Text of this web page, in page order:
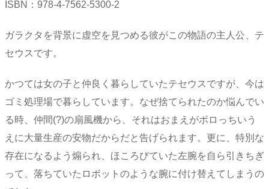
ISBN：978-4-7562-5300-2
ガラクタを背景に虚空を見つめる彼がこの物語の主人公、テ
セウスです。
かつては女の子と仲良く暮らしていたテセウスですが、今は
ゴミ処理場で暮らしています。なぜ捨てられたのか悩んでい
る時、仲間(?)の扇風機から、それはおまえがボロっちいう
えに大量生産の安物だからだと告げられます。更に、特別な
存在になるよう煽られ、ほころびていた左腕を自ら引きちぎ
って、落ちていたロボットのような腕に付け替えてしまうの